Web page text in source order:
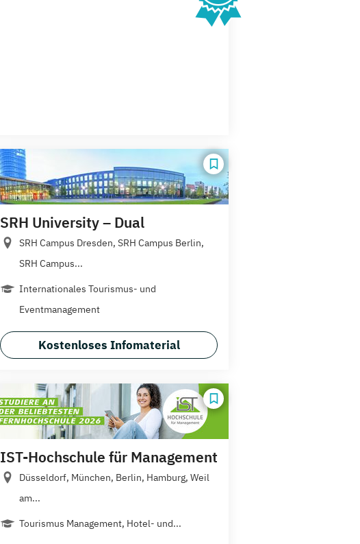
SRH University – Dual
SRH Campus Dresden, SRH Campus Berlin,
SRH Campus...
Internationales Tourismus- und
Eventmanagement
Kostenloses Infomaterial
IST-Hochschule für Management
Düsseldorf, München, Berlin, Hamburg, Weil
am...
Tourismus Management, Hotel- und...